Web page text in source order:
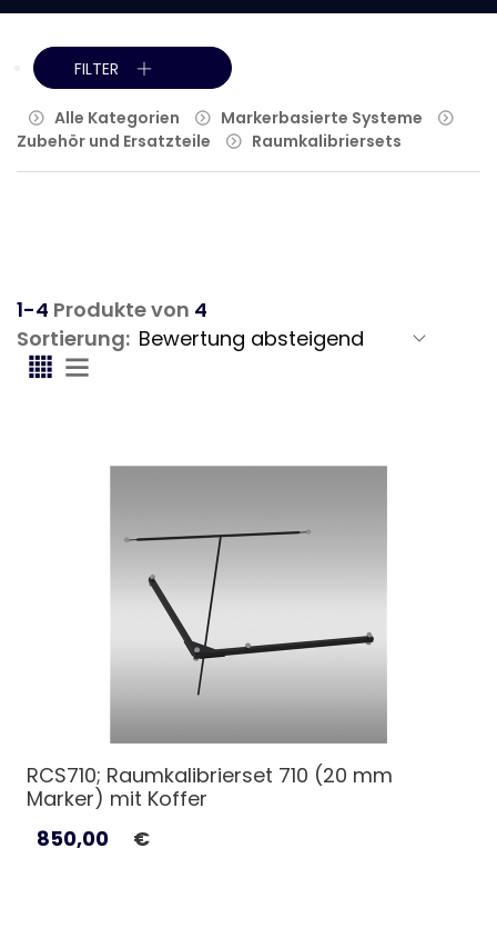
FILTER
Alle Kategorien
Markerbasierte Systeme
Zubehör und Ersatzteile
Raumkalibriersets
1-4 Produkte von 4
Sortierung:
RCS710; Raumkalibrierset 710 (20 mm
Marker) mit Koffer
850,00
€